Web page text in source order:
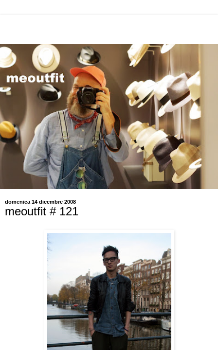
domenica 14 dicembre 2008
meoutfit # 121